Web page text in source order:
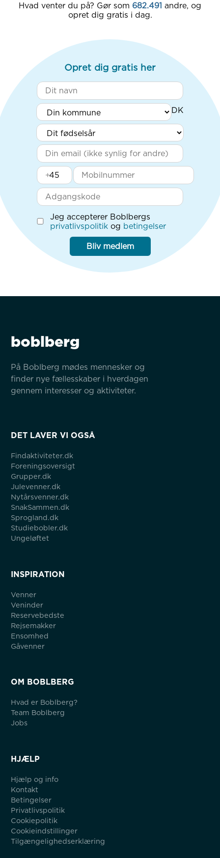
Hvad venter du på? Gør som 682.491 andre, og
opret dig gratis i dag.
Opret dig gratis her
+
Jeg accepterer Boblbergs
privatlivspolitik og betingelser
Bliv medlem
boblberg
På Boblberg mødes mennesker og
finder nye fællesskaber i hverdagen
gennem interesser og aktiviteter.
DET LAVER VI OGSÅ
Findaktiviteter.dk
Foreningsoversigt
Grupper.dk
Julevenner.dk
Nytårsvenner.dk
SnakSammen.dk
Sprogland.dk
Studiebobler.dk
Ungeløftet
INSPIRATION
Venner
Veninder
Reservebedste
Rejsemakker
Ensomhed
Gåvenner
OM BOBLBERG
Hvad er Boblberg?
Team Boblberg
Jobs
HJÆLP
Hjælp og info
Kontakt
Betingelser
Privatlivspolitik
Cookiepolitik
Cookieindstillinger
Tilgængelighedserklæring